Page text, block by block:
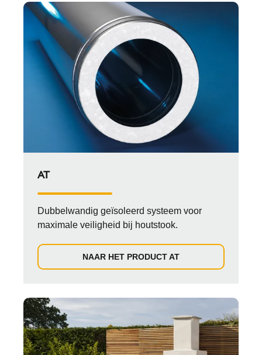
AT
Dubbelwandig geïsoleerd systeem voor
maximale veiligheid bij houtstook.
NAAR HET PRODUCT AT